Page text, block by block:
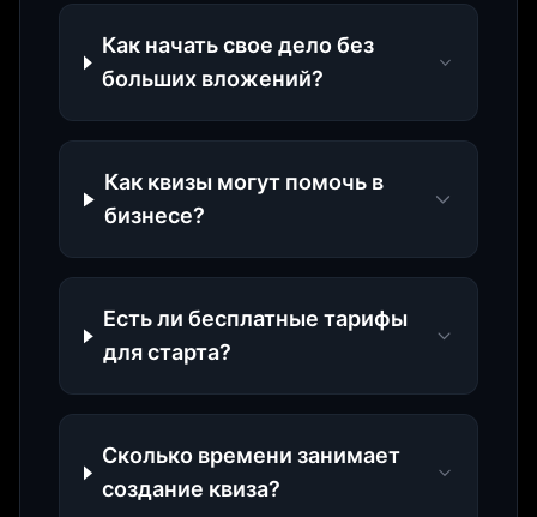
Как начать свое дело без
больших вложений?
Как квизы могут помочь в
бизнесе?
Есть ли бесплатные тарифы
для старта?
Сколько времени занимает
создание квиза?